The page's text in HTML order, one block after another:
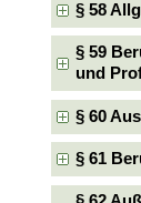
§ 58
§ 59
und
§ 60
§ 61